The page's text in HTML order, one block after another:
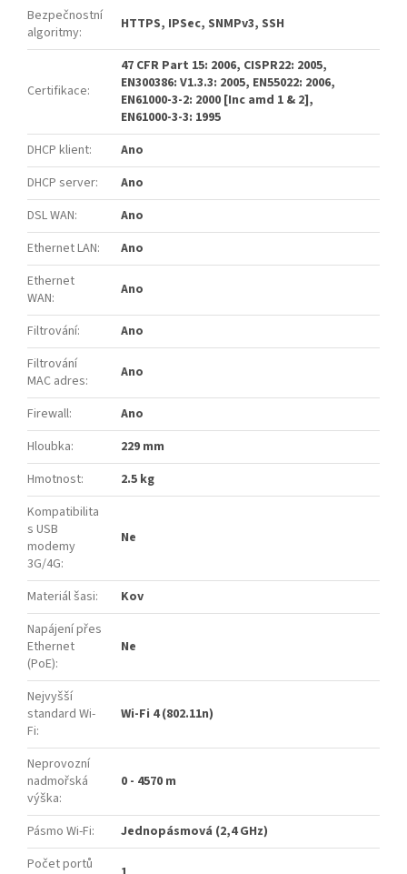
Bezpečnostní
algoritmy: HTTPS, IPSec, SNMPv3, SSH
Certifikace:
47 CFR Part 15: 2006, CISPR22: 2005,
EN300386: V1.3.3: 2005, EN55022: 2006,
EN61000-3-2: 2000 [Inc amd 1 & 2],
EN61000-3-3: 1995
DHCP klient:
Ano
DHCP server:
Ano
DSL WAN:
Ano
Ethernet LAN:
Ano
Ethernet
WAN: Ano
Filtrování:
Ano
Filtrování
MAC adres: Ano
Firewall:
Ano
Hloubka:
229 mm
Hmotnost:
2.5 kg
Kompatibilita
s USB
modemy
3G/4G:
Ne
Materiál šasi:
Kov
Napájení přes
Ethernet
(PoE):
Ne
Nejvyšší
standard Wi-
Fi:
Wi-Fi 4 (802.11n)
Neprovozní
nadmořská
výška:
0 - 4570 m
Pásmo Wi-Fi:
Jednopásmová (2,4 GHz)
Počet portů